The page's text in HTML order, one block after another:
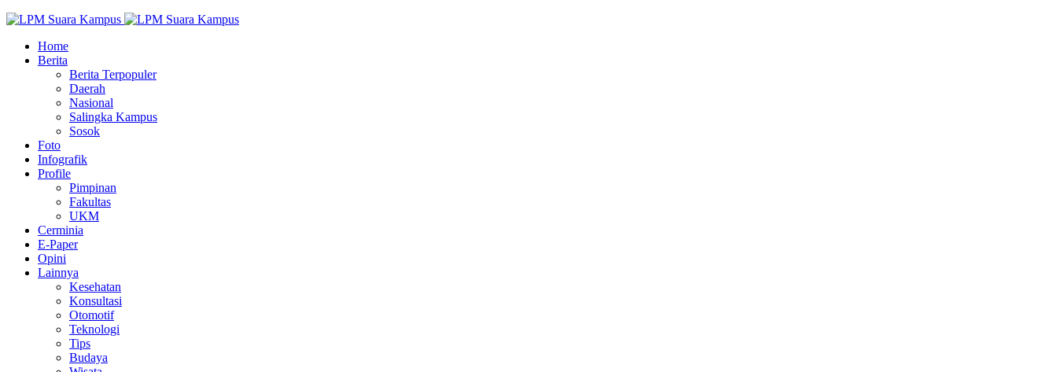
Home
Berita
Berita Terpopuler
Daerah
Nasional
Salingka Kampus
Sosok
Foto
Infografik
Profile
Pimpinan
Fakultas
UKM
Cerminia
E-Paper
Opini
Lainnya
Kesehatan
Konsultasi
Otomotif
Teknologi
Tips
Budaya